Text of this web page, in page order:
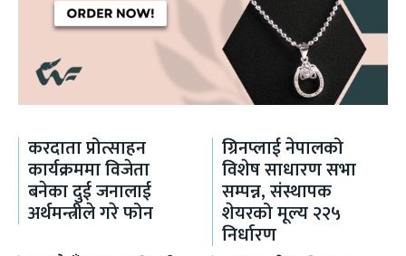
करदाता प्रोत्साहन
कार्यक्रममा विजेता
बनेका दुई जनालाई
अर्थमन्त्रीले गरे फोन
ग्रिनप्लाई नेपालको
विशेष साधारण सभा
सम्पन्न, संस्थापक
शेयरको मूल्य २२५
निर्धारण